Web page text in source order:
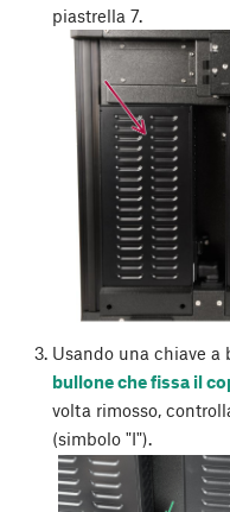
piastrella 7.
Usando una chiave a
bullone che fissa il
volta rimosso,
(simbolo "I").